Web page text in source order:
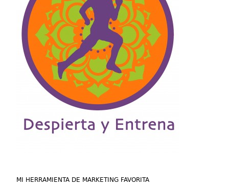
MI HERRAMIENTA DE MARKETING FAVORITA